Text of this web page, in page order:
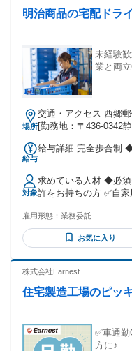
明治商品の宅配ドラ
未経験
業と両
場所
交通・アクセス 西郷
[勤務地：〒436-0342
給与
給与詳細 完全歩合制 ◆インセンティブあり ◆皆勤手当あり
対象
求めている人材 ◆必
許をお持ちの方 ✅自
￣ ✅未経験OK！ ✅ブ
ア応援！ ✅フリータ
ださい！ ◆こんな方に向いています◆ ￣￣￣￣￣￣￣￣￣￣
お持ちの方 ⭐車の運転
雇用形態： 業務委託
お気に入り
株式会社Earnest
住宅製造工場のピッ
✅車通
方に♪